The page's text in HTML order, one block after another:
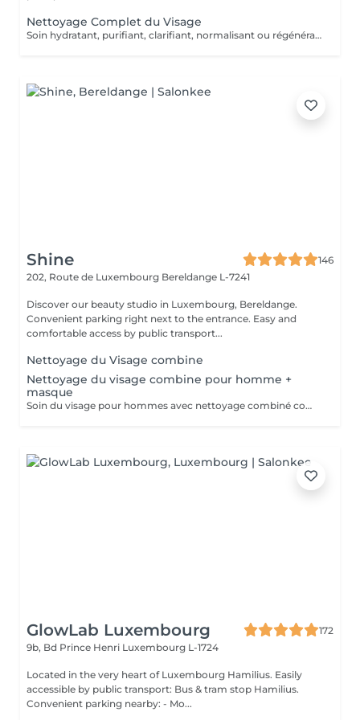
Nettoyage Complet du Visage
Soin hydratant, purifiant, clarifiant, normalisant ou régénérant
Shine
146
202, Route de Luxembourg Bereldange L-7241
Discover our beauty studio in Luxembourg, Bereldange.
Convenient parking right next to the entrance. Easy and
comfortable access by public transport...
Nettoyage du Visage combine
Nettoyage du visage combine pour homme +
masque
Soin du visage pour hommes avec nettoyage combiné comprenant nettoyage en profondeur, exfoliation, extraction des impuretés, purification de la peau et application d'un masque adapté au type de peau. Le soin aide à éliminer les points noirs, l'excès de sébum et les cellules mortes, tout en hydratant et apaisant la peau. Idéal pour nettoyer la peau en profondeur, améliorer son apparence et retrouver une peau fraîche, propre et soignée.
GlowLab Luxembourg
172
9b, Bd Prince Henri Luxembourg L-1724
Located in the very heart of Luxembourg Hamilius. Easily
accessible by public transport: Bus & tram stop Hamilius.
Convenient parking nearby: - Mo...